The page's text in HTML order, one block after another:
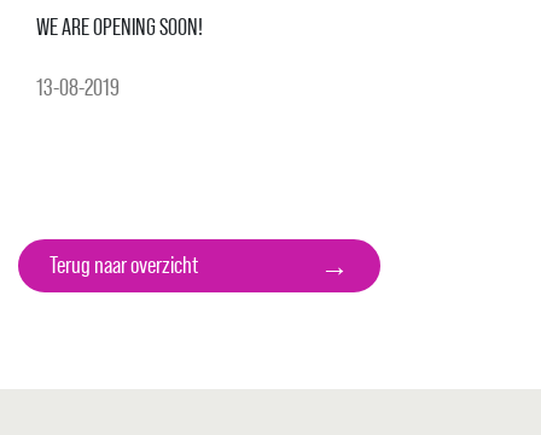
WE ARE OPENING SOON!
13-08-2019
Terug naar overzicht →